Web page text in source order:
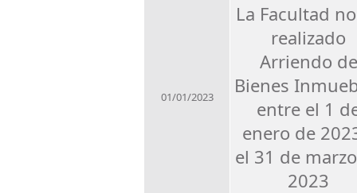
01/01/2023
La Facultad
realizado
Arriendo de
Bienes
entre el 1
enero de
el 31 de
2023